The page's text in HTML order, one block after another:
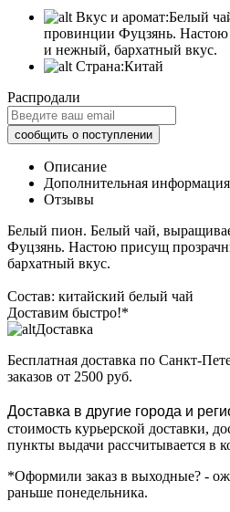
Вкус и аромат:Белый
провинции Фуцзянь.
и нежный, бархатный вкус.
Страна:Китай
Распродали
Описание
Дополнительная информация
Отзывы
Белый пион. Белый чай,
Фуцзянь. Настою присущ
бархатный вкус.
Состав: китайский белый чай
Доставим быстро!*
Доставка
Бесплатная доставка по Санкт-
заказов от 2500 руб.
Доставка в другие города и
стоимость курьерской доставки,
пункты выдачи рассчитывается в
*Оформили заказ в выходные? -
раньше понедельника.